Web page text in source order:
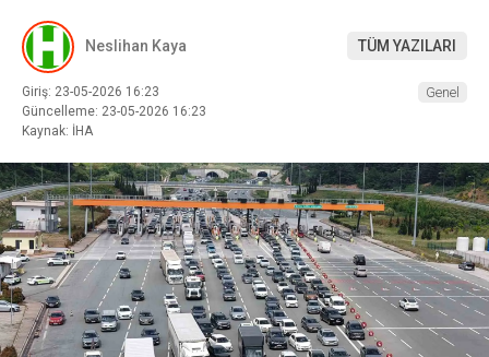
Neslihan Kaya TÜM YAZILARI
Giriş: 23-05-2026 16:23
Güncelleme: 23-05-2026 16:23
Kaynak: İHA
Genel